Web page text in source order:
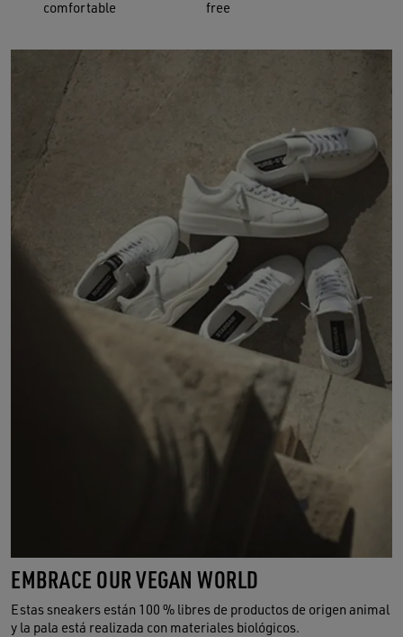
EMBRACE OUR VEGAN WORLD
Estas sneakers están 100 % libres de productos de origen animal
y la pala está realizada con materiales biológicos.